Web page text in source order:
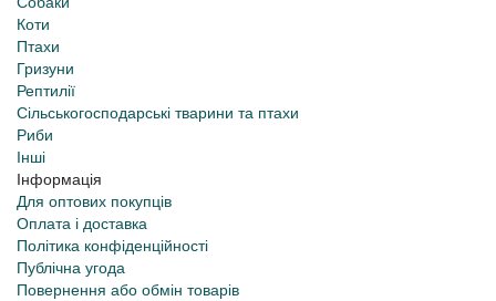
Коти
Птахи
Гризуни
Рептилії
Сільськогосподарські тварини та птахи
Риби
Інші
Інформація
Для оптових покупців
Оплата і доставка
Політика конфіденційності
Публічна угода
Повернення або обмін товарів